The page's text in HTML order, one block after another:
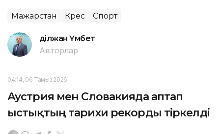
Мажарстан Күрес Спорт
Әділжан Үмбет
Авторлар
04:14, 06 Тамыз 2026
Аустрия мен Словакияда аптап
ыстықтың тарихи рекорды тіркелді